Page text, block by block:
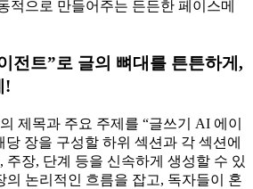
적으로 만들어주는 든든한 페이스메
전트”로 글의 뼈대를 튼튼하게,
!
제목과 주요 주제를 “글쓰기 AI 에이
당 장을 구성할 하위 섹션과 각 섹션에
주장, 단계 등을 신속하게 생성할 수 있
의 논리적인 흐름을 잡고, 독자들이 혼